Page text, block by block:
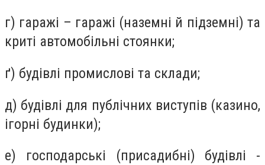
г) гаражі – гаражі (наземні й підземні) та
криті автомобільні стоянки;
ґ) будівлі промислові та склади;
д) будівлі для публічних виступів (казино,
ігорні будинки);
е) господарські (присадибні) будівлі -